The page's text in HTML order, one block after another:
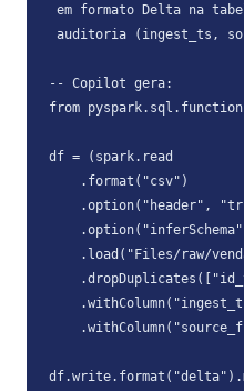
em formato Delta na
auditoria (ingest_ts,
-- Copilot gera:
from
df = (spark.read
    .format("csv")
.option("header",
.load("Files/raw/